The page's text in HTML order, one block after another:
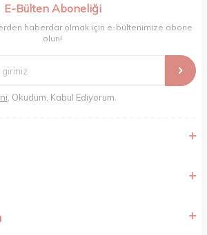
bilimsel formüllerle birleştirerek saç ve
her zaman en iyisini sunmayı hedefliyor,
yanınızdayız.
E-Bülten Aboneliği
haberdar olmak için e-bültenimize abone
olun!
, Okudum, Kabul Ediyorum.